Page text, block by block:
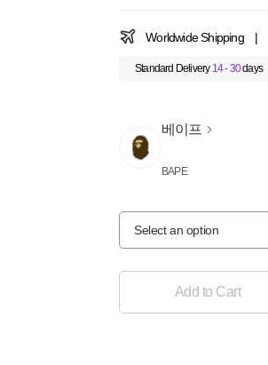
Worldwide Shipping |
Standard Delivery 14 - 30days
베이프
BAPE
Select an option
Add to Cart